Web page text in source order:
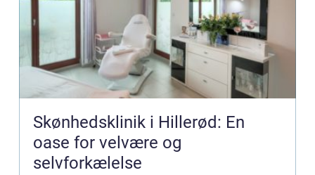
Skønhedsklinik i Hillerød: En
oase for velvære og
selvforkælelse